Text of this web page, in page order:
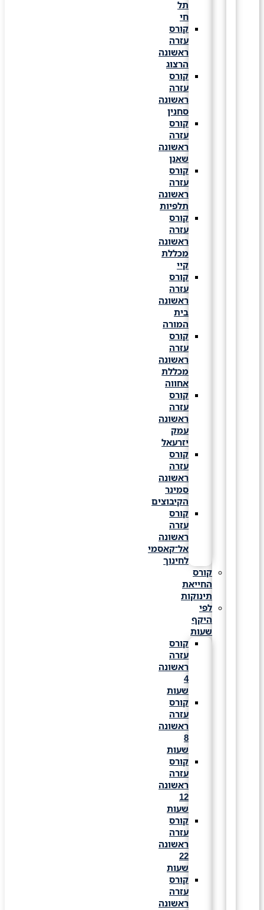
קורס
עזרה
ראשונה
הרצוג
קורס
עזרה
ראשונה
סחנין
קורס
עזרה
ראשונה
קורס
עזרה
ראשונה
תלפיות
קורס
עזרה
ראשונה
מכללת
קורס
עזרה
ראשונה
המורה
קורס
עזרה
ראשונה
מכללת
אחווה
קורס
עזרה
ראשונה
יזרעאל
קורס
עזרה
ראשונה
סמינר
הקיבוצים
קורס
עזרה
ראשונה
אל־קאסמי
לחינוך
קורס
החייאת
תינוקות
לפי
היקף
שעות
קורס
עזרה
ראשונה
שעות
קורס
עזרה
ראשונה
שעות
קורס
עזרה
ראשונה
שעות
קורס
עזרה
ראשונה
שעות
קורס
עזרה
ראשונה